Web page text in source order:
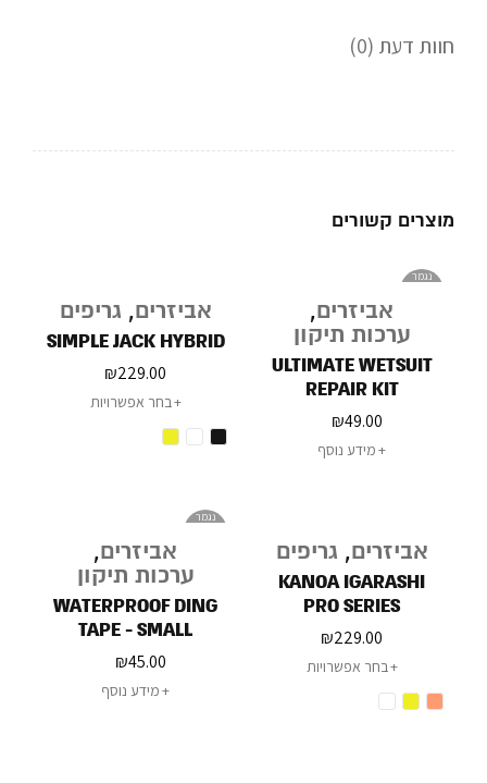
חוות דעת (0)
מוצרים קשורים
נגמר
אביזרים,
ערכות תיקון
ULTIMATE WETSUIT
REPAIR KIT
₪49.00
מידע נוסף
אביזרים, גריפים
SIMPLE JACK HYBRID
₪229.00
בחר אפשרויות
אביזרים, גריפים
KANOA IGARASHI
PRO SERIES
₪229.00
בחר אפשרויות
נגמר
אביזרים,
ערכות תיקון
WATERPROOF DING
TAPE - SMALL
₪45.00
מידע נוסף